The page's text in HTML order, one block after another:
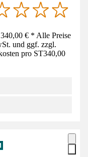
€ * Alle Preise
und ggf. zzgl.
pro ST340,00